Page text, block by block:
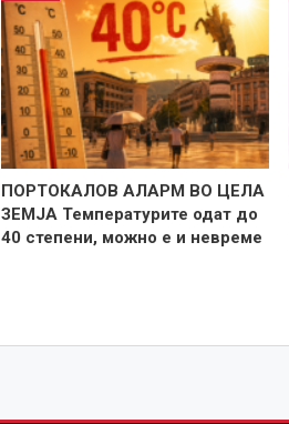
ПОРТОКАЛОВ АЛАРМ ВО ЦЕЛА
ЗЕМЈА Температурите одат до
40 степени, можно е и невреме